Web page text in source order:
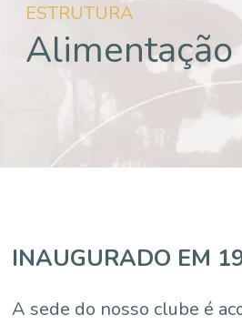
ESTRUTURA
Alimentação
INAUGURADO EM
A sede do nosso clube é